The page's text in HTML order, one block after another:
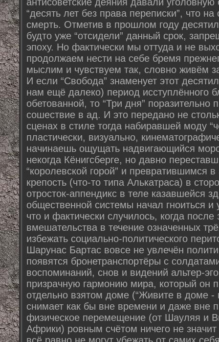
“десять лет без права переписки”, что
смерть. Отметив в прошлом году
будто уже “отсидели” данный срок,
эпоху. Но фактически мы оттуда и не
продолжаем нести на себе бремя
мыслим и чувствуем так, словно живём
И если “Свобода” знаменует этот
нам ещё далеко) период исступлённого
обетованной, то “Три дня” поразительно
сошествие в ад. И это передано не
сценах в стиле тогда набиравшей моду
пластически, визуально,
начинаешь ощущать надвигающийся
некогда Кёнигсберге, но давно
“королевской горой” и превратившимся
крепость (что-то типа Алькатраса) в
отросток-аппендикс в теле казавшейся
общественной системы начал гноиться
что и фактически случилось, когда после
вмешательства в течение означенных
избежать социально-политического
Шарунас Бартас вовсе не увлечён
появятся бронетранспортёры с
воспоминаний, снов и видений альтер-
призрачную гармонию мира, который он
отдельно взятом доме (“Живите в доме -
снимает как бы вне времени и даже вне
физическое перемещение (от Шауляя и
Африки) ровным счётом ничего не